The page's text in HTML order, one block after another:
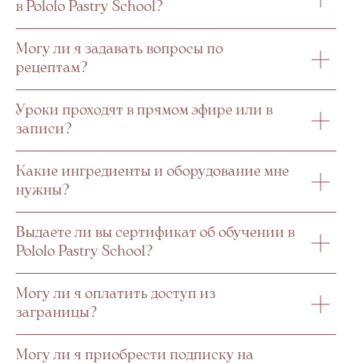
в Pololo Pastry School?
Могу ли я задавать вопросы по
рецептам?
Уроки проходят в прямом эфире или в
записи?
Какие ингредиенты и оборудование мне
нужны?
Выдаете ли вы сертификат об обучении в
Pololo Pastry School?
Могу ли я оплатить доступ из
заграницы?
Могу ли я приобрести подписку на